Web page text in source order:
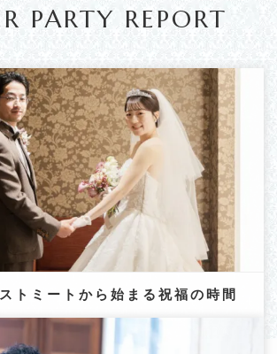
PARTY REPORT
トミートから始まる祝福の時間